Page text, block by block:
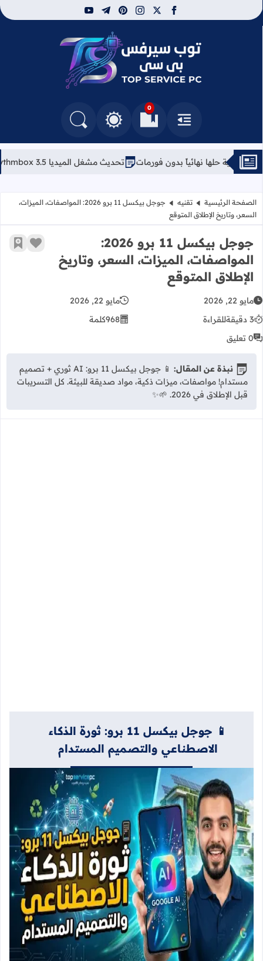
facebook
x
instagram
pinterest
telegram
youtube
توب سيرفس
القائمة
0
العلامات المرجعيةالتغيير بين الوضع النهاري والداكن
البحث في المدونة
تحديث مشغل الميديا Rhythmbox 3.5: تحسينات مبهرة للبودكاست وكلمات الأغاني
الصفحة الرئيسية تقنيه
جوجل بيكسل 11 برو 2026: المواصفات، الميزات،
السعر، وتاريخ الإطلاق المتوقع
جوجل بيكسل 11 برو 2026:
المواصفات، الميزات، السعر، وتاريخ
الإطلاق المتوقع
زر أضف
مايو 22, 2026
مايو 22, 2026
3 دقيقة
للقراءة 968كلمة
0 تعليق
نبذة عن المقال:
📱 جوجل بيكسل 11 برو: AI ثوري + تصميم
مستدام! مواصفات، ميزات ذكية، مواد صديقة للبيئة. كل التسريبات
قبل الإطلاق في 2026. 🌱✨
📱 جوجل بيكسل 11 برو: ثورة الذكاء
الاصطناعي والتصميم المستدام